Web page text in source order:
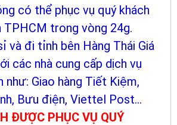
có thể phục vụ quý khách
TPHCM trong vòng 24g.
và đi tỉnh bên Hàng Thái Giá
các nhà cung cấp dịch vụ
như: Giao hàng Tiết Kiệm,
Bưu điện, Viettel Post...
ĐƯỢC PHỤC VỤ QUÝ